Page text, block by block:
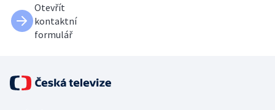
Otevřít
kontaktní
formulář